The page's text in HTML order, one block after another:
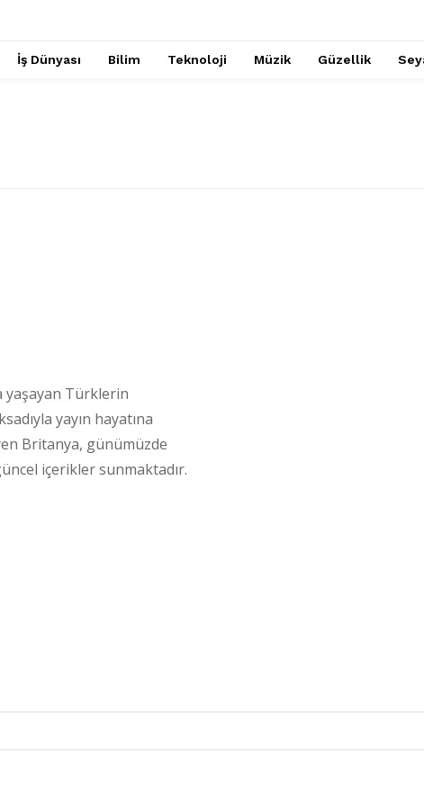
PRO
İş Dünyası Bilim Teknoloji Müzik Güzellik
yaşayan Türklerin
yayın hayatına
Britanya, günümüzde
içerikler sunmaktadır.